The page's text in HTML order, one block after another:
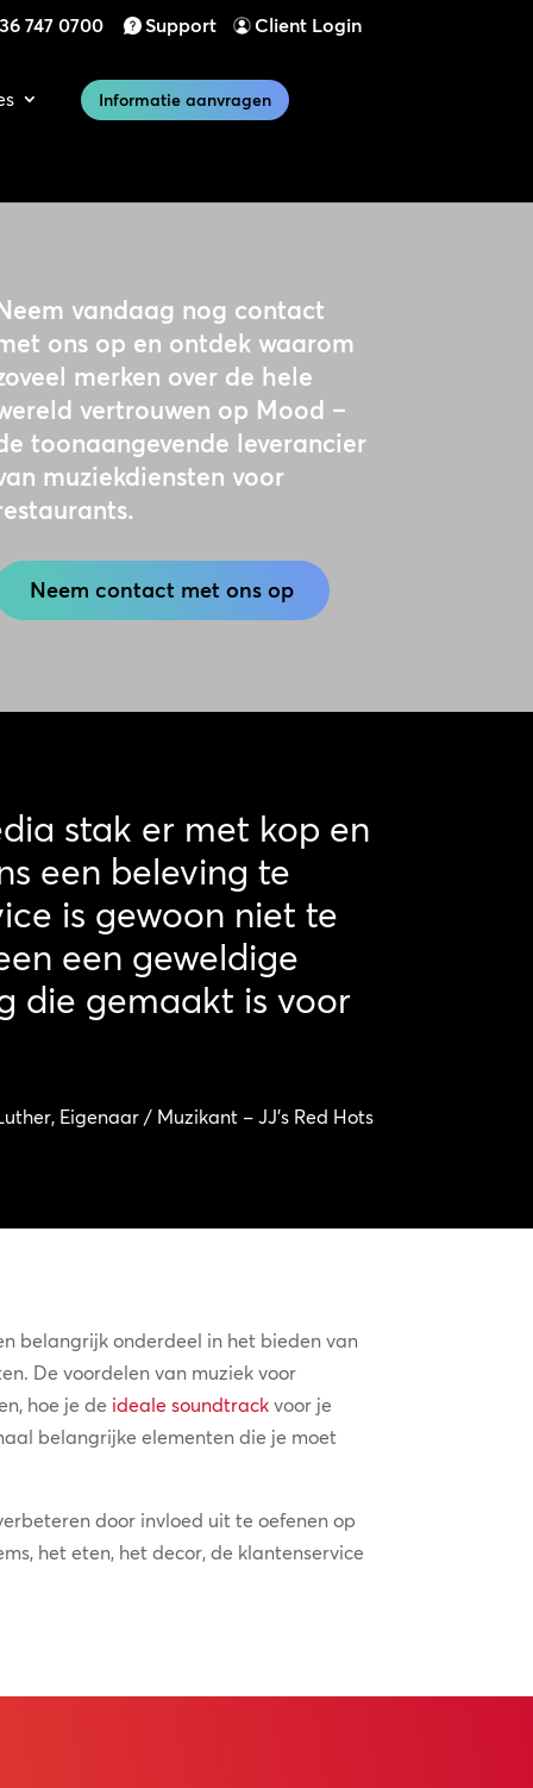
747 0700 Support Client Login
Informatie aanvragen
vandaag nog contact
ons op en ontdek waarom
merken over de hele
vertrouwen op Mood –
toonaangevende leverancier
muziekdiensten voor
Neem contact met ons op
stak er met kop en
een beleving te
is gewoon niet te
een geweldige
die gemaakt is voor
Eigenaar / Muzikant – JJ’s Red Hots
belangrijk onderdeel in het bieden van
De voordelen van muziek voor
hoe je de ideale soundtrackvoor je
belangrijke elementen die je moet
door invloed uit te oefenen op
het eten, het decor, de klantenservice